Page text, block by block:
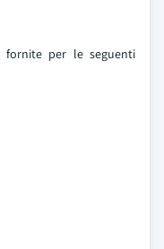
fornite per le seguenti